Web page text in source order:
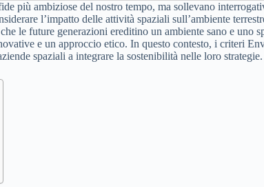
più ambiziose del nostro tempo, ma sollevano
l’impatto delle attività spaziali sull’ambiente
le future generazioni ereditino un ambiente sano e
e un approccio etico. In questo contesto, i criteri
spaziali a integrare la sostenibilità nelle loro strategie.